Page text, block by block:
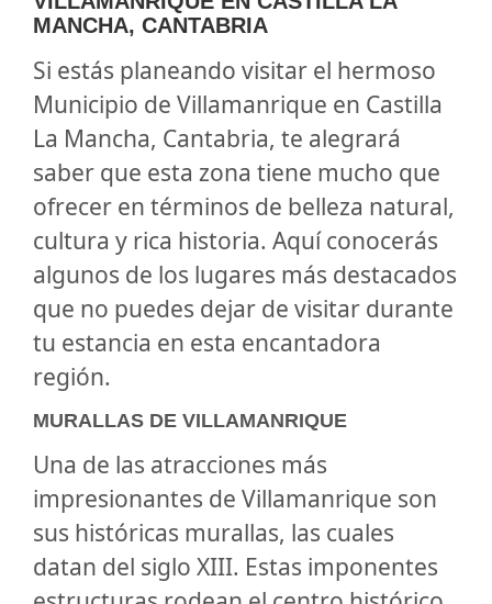
MANCHA, CANTABRIA
Si estás planeando visitar el hermoso
Municipio de Villamanrique en Castilla
La Mancha, Cantabria, te alegrará
saber que esta zona tiene mucho que
ofrecer en términos de belleza natural,
cultura y rica historia. Aquí conocerás
algunos de los lugares más destacados
que no puedes dejar de visitar durante
tu estancia en esta encantadora
región.
MURALLAS DE VILLAMANRIQUE
Una de las atracciones más
impresionantes de Villamanrique son
sus históricas murallas, las cuales
datan del siglo XIII. Estas imponentes